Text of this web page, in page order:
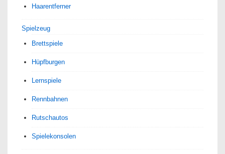
Haarentferner
Spielzeug
Brettspiele
Hüpfburgen
Lernspiele
Rennbahnen
Rutschautos
Spielekonsolen